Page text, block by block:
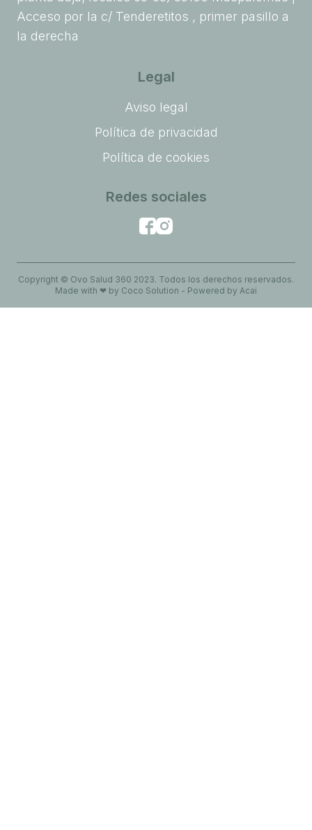
Acceso por la c/ Tenderetitos , primer pasillo a
la derecha
Legal
Aviso legal
Política de privacidad
Política de cookies
Redes sociales
Copyright © Ovo Salud 360 2023. Todos los derechos reservados.
Made with ❤ by Coco Solution - Powered by Acai